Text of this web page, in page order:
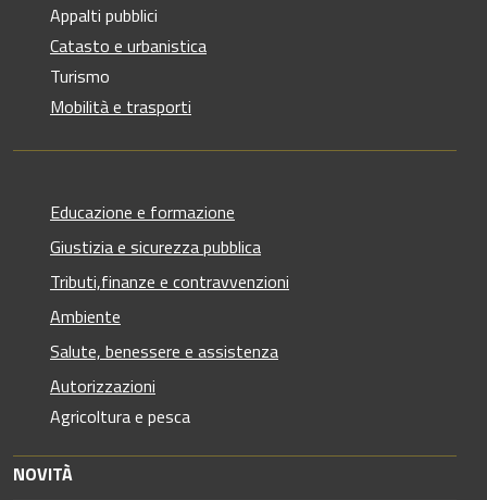
Appalti pubblici
Catasto e urbanistica
Turismo
Mobilità e trasporti
Educazione e formazione
Giustizia e sicurezza pubblica
Tributi,finanze e contravvenzioni
Ambiente
Salute, benessere e assistenza
Autorizzazioni
Agricoltura e pesca
NOVITÀ